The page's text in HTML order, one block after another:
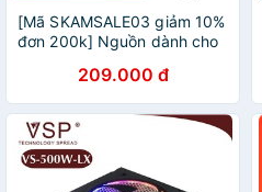
[Mã SKAMSALE03 giảm 10%
đơn 200k] Nguồn dành cho
Fan 12cm (bạc) + tặng kèm
dây nguồn
209.000 đ